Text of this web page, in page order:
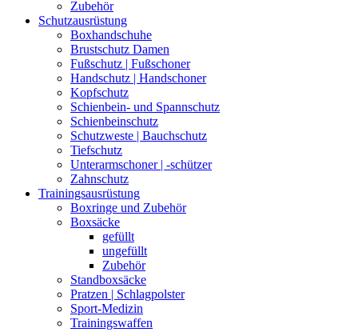
Zubehör
Schutzausrüstung
Boxhandschuhe
Brustschutz Damen
Fußschutz | Fußschoner
Handschutz | Handschoner
Kopfschutz
Schienbein- und Spannschutz
Schienbeinschutz
Schutzweste | Bauchschutz
Tiefschutz
Unterarmschoner | -schützer
Zahnschutz
Trainingsausrüstung
Boxringe und Zubehör
Boxsäcke
gefüllt
ungefüllt
Zubehör
Standboxsäcke
Pratzen | Schlagpolster
Sport-Medizin
Trainingswaffen